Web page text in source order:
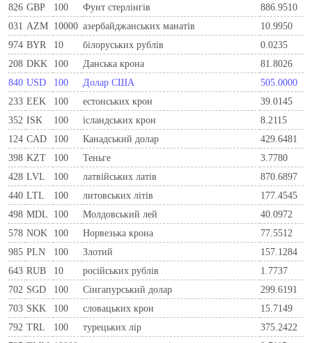
826 GBP 100 Фунт стерлінгів
886.9510
031 AZM 10000 азербайджанських манатів
10.9950
974 BYR 10 білоруських рублів
0.0235
208 DKK 100 Данська крона
81.8026
840 USD 100 Долар США
505.0000
233 EEK 100 естонських крон
39.0145
352 ISK 100 ісландських крон
8.2115
124 CAD 100 Канадський долар
429.6481
398 KZT 100 Теньге
3.7780
428 LVL 100 латвійських латів
870.6897
440 LTL 100 литовських літів
177.4545
498 MDL 100 Молдовський лей
40.0972
578 NOK 100 Норвезька крона
77.5512
985 PLN 100 Злотий
157.1284
643 RUB 10 російських рублів
1.7737
702 SGD 100 Сінгапурський долар
299.6191
703 SKK 100 словацьких крон
15.7149
792 TRL 100 турецьких лір
375.2422